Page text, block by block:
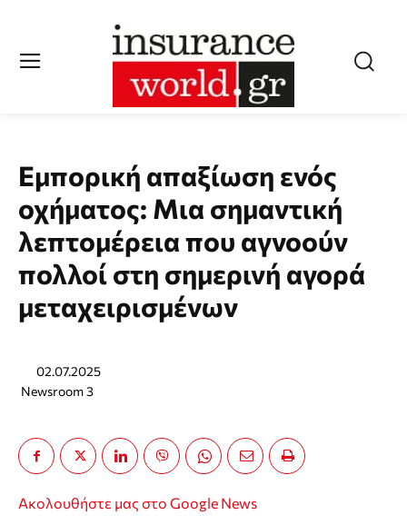
Εμπορική απαξίωση ενός
οχήματος: Μια σημαντική
λεπτομέρεια που αγνοούν
πολλοί στη σημερινή αγορά
μεταχειρισμένων
02.07.2025
Newsroom 3
Ακολουθήστε μας στο Google News